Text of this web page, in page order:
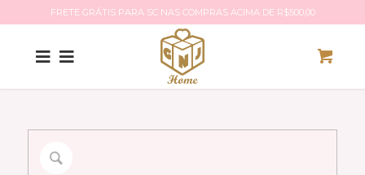
FRETE GRÁTIS PARA SC NAS COMPRAS ACIMA DE R$500,00